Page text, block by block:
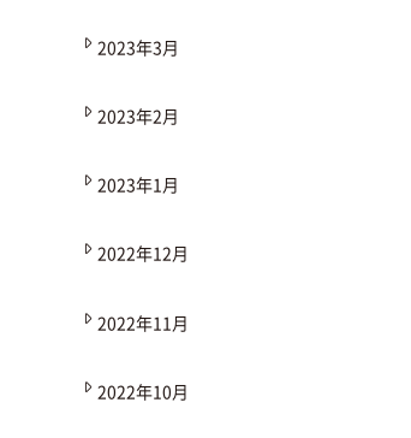
2023年3月
2023年2月
2023年1月
2022年12月
2022年11月
2022年10月